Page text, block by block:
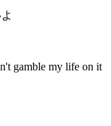
gamble my life on it